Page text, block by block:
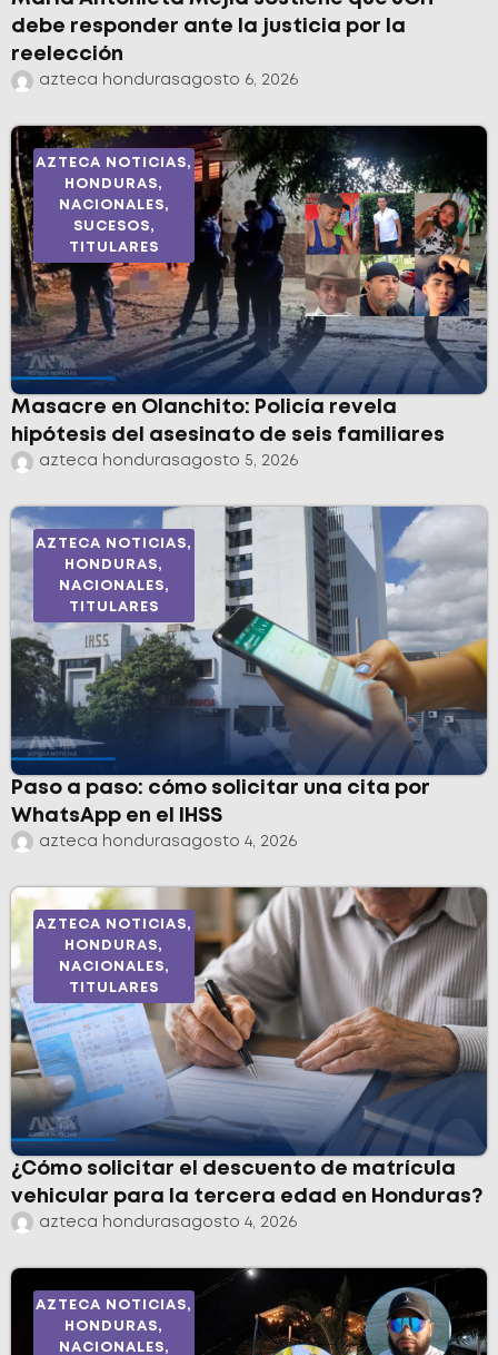
debe responder ante la justicia por la
reelección
azteca hondurasagosto 6, 2026
AZTECA NOTICIAS,
HONDURAS,
NACIONALES,
SUCESOS,
TITULARES
Masacre en Olanchito: Policía revela
hipótesis del asesinato de seis familiares
azteca hondurasagosto 5, 2026
AZTECA NOTICIAS,
HONDURAS,
NACIONALES,
TITULARES
Paso a paso: cómo solicitar una cita por
WhatsApp en el IHSS
azteca hondurasagosto 4, 2026
AZTECA NOTICIAS,
HONDURAS,
NACIONALES,
TITULARES
¿Cómo solicitar el descuento de matrícula
vehicular para la tercera edad en Honduras?
azteca hondurasagosto 4, 2026
AZTECA NOTICIAS,
HONDURAS,
NACIONALES,